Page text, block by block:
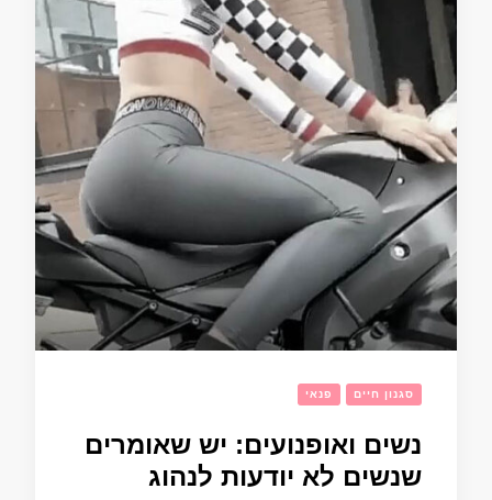
סגנון חיים פנאי
נשים ואופנועים: יש שאומרים
שנשים לא יודעות לנהוג